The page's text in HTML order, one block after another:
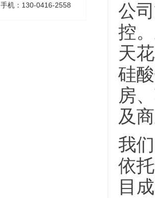
手机：130-0416-2558
公
控
天
硅
房
及
我
依
目